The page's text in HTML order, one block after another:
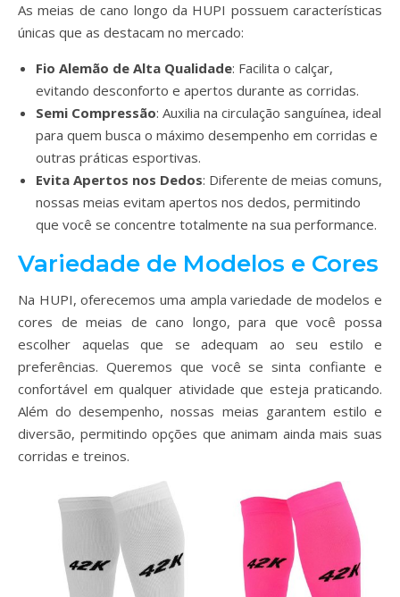
As meias de cano longo da HUPI possuem características
únicas que as destacam no mercado:
Fio Alemão de Alta Qualidade: Facilita o calçar,
evitando desconforto e apertos durante as corridas.
Semi Compressão: Auxilia na circulação sanguínea, ideal
para quem busca o máximo desempenho em corridas e
outras práticas esportivas.
Evita Apertos nos Dedos: Diferente de meias comuns,
nossas meias evitam apertos nos dedos, permitindo
que você se concentre totalmente na sua performance.
Variedade de Modelos e Cores
Na HUPI, oferecemos uma ampla variedade de modelos e
cores de meias de cano longo, para que você possa
escolher aquelas que se adequam ao seu estilo e
preferências. Queremos que você se sinta confiante e
confortável em qualquer atividade que esteja praticando.
Além do desempenho, nossas meias garantem estilo e
diversão, permitindo opções que animam ainda mais suas
corridas e treinos.